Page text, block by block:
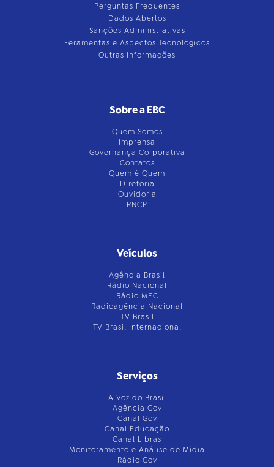
Perguntas Frequentes
Dados Abertos
Sanções Administrativas
Feramentas e Aspectos Tecnológicos
Outras Informações
Sobre a EBC
Quem Somos
Imprensa
Governança Corporativa
Contatos
Quem é Quem
Diretoria
Ouvidoria
RNCP
Veículos
Agência Brasil
Rádio Nacional
Rádio MEC
Radioagência Nacional
TV Brasil
TV Brasil Internacional
Serviços
A Voz do Brasil
Agência Gov
Canal Gov
Canal Educação
Canal Libras
Monitoramento e Análise de Mídia
Rádio Gov